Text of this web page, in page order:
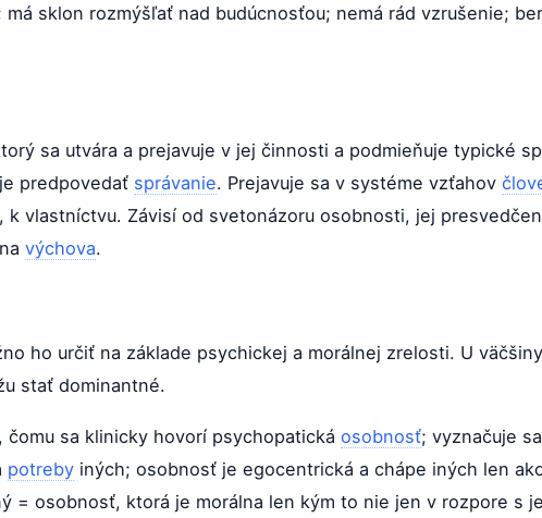
sklon rozmýšľať nad budúcnosťou; nemá rád vzrušenie;
sa utvára a prejavuje v jej činnosti a podmieňuje typické
predpovedať správanie. Prejavuje sa v systéme vzťahov
vlastníctvu. Závisí od svetonázoru osobnosti, jej
výchova.
ho určiť na základe psychickej a morálnej zrelosti. U
stať dominantné.
sa klinicky hovorí psychopatická osobnosť; vyznačuje
potreby iných; osobnosť je egocentrická a chápe iných len
= osobnosť, ktorá je morálna len kým to nie jen v rozpore s